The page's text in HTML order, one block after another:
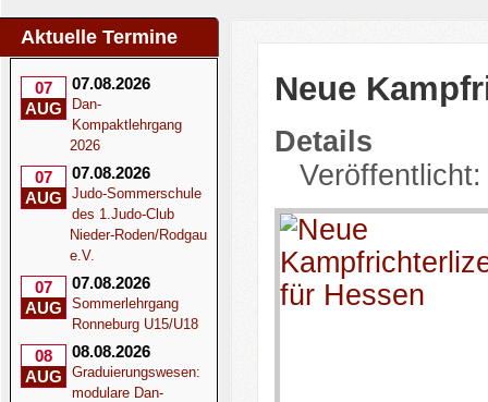
Aktuelle Termine
07
AUG
07.08.2026
Dan-
Kompaktlehrgang
2026
07
AUG
07.08.2026
Judo-Sommerschule
des 1.Judo-Club
Nieder-Roden/Rodgau
e.V.
07
AUG
07.08.2026
Sommerlehrgang
Ronneburg U15/U18
08
AUG
08.08.2026
Graduierungswesen:
modulare Dan-
Neue
Details